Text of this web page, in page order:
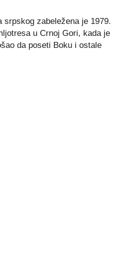
srpskog zabeležena je 1979.
u Crnoj Gori, kada je
da poseti Boku i ostale